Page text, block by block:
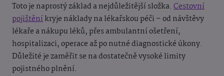
Toto je naprostý základ a nejdůležitější složka. Cestovní
pojištěníkryje náklady na lékařskou péči – od návštěvy
lékaře a nákupu léků, přes ambulantní ošetření,
hospitalizaci, operace až po nutné diagnostické úkony.
Důležité je zaměřit se na dostatečně vysoké limity
pojistného plnění.